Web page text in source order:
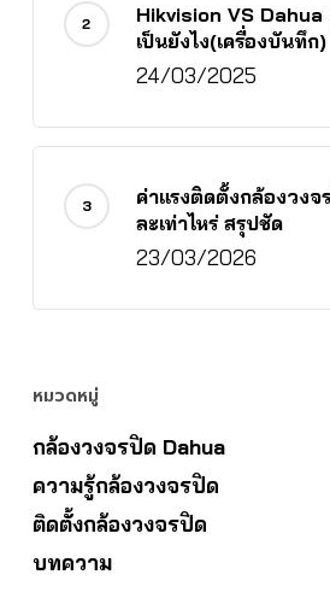
Hikvision VS
เป็นยังไง(เครื่องบันทึก)
24/03/2025
ค่าแรงติดตั้งกล้องวง
ละเท่าไหร่ สรุปชัด
23/03/2026
หมวดหมู่
กล้องวงจรปิด Dahua
ความรู้กล้องวงจรปิด
ติดตั้งกล้องวงจรปิด
บทความ